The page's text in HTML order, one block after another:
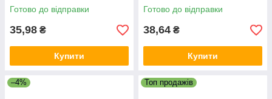
Готово до відправки
35,98 ₴
Купити
Готово до відправки
38,64 ₴
Купити
–4% Топ продажів